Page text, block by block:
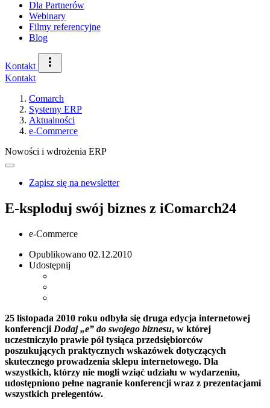
Dla Partnerów
Webinary
Filmy referencyjne
Blog
Kontakt
Kontakt
Comarch
Systemy ERP
Aktualności
e-Commerce
Nowości i wdrożenia ERP
Zapisz się na newsletter
E-ksploduj swój biznes z iComarch24
e-Commerce
Opublikowano 02.12.2010
Udostępnij
25 listopada 2010 roku odbyła się druga edycja internetowej
konferencji Dodaj „e” do swojego biznesu, w której
uczestniczyło prawie pół tysiąca przedsiębiorców
poszukujących praktycznych wskazówek dotyczących
skutecznego prowadzenia sklepu internetowego. Dla
wszystkich, którzy nie mogli wziąć udziału w wydarzeniu,
udostępniono pełne nagranie konferencji wraz z prezentacjami
wszystkich prelegentów.